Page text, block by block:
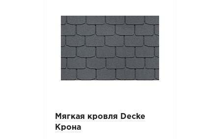
Мягкая кровля Decke
Крона